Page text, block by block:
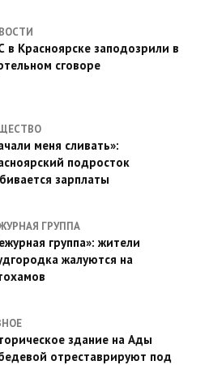
в Красноярске заподозрили в
сговоре
меня сливать»:
подросток
зарплаты
ГРУППА
группа»: жители
жалуются на
здание на Ады
отреставрируют под